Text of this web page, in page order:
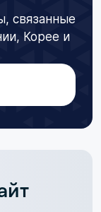
связанные
Корее и